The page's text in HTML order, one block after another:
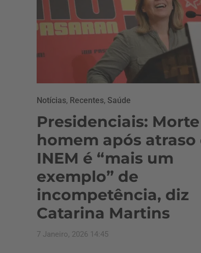
Notícias, Recentes, Saúde
Presidenciais:
homem após atraso
INEM é “mais um
exemplo” de
incompetência, diz
Catarina Martins
7 Janeiro, 2026 14:45